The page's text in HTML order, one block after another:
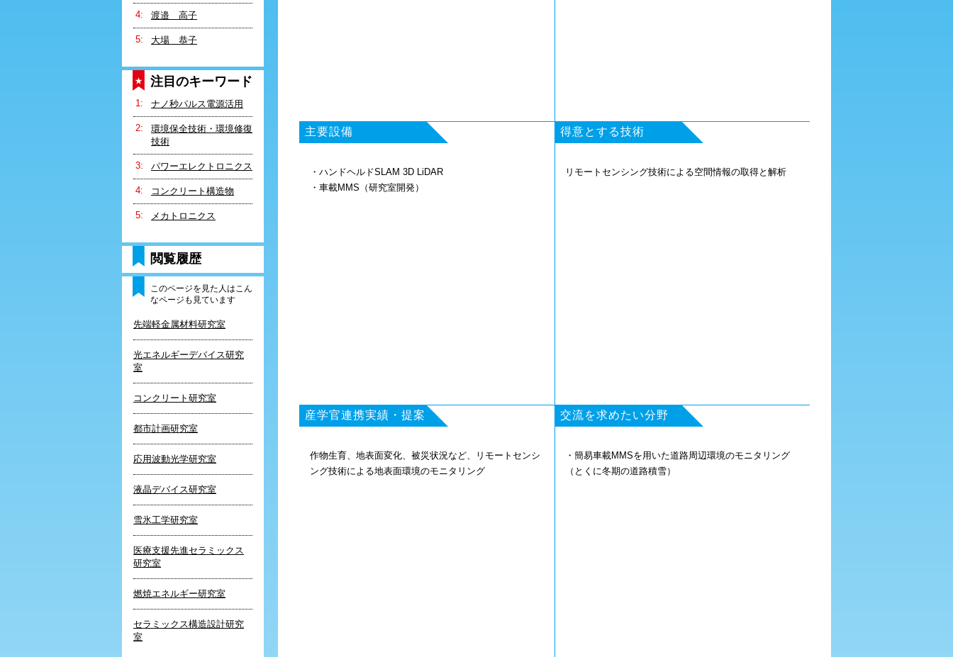
渡邉 高子
大場 恭子
注目のキーワード
ナノ秒パルス電源活用
環境保全技術・環境修復
技術
パワーエレクトロニクス
コンクリート構造物
メカトロニクス
閲覧履歴
このページを見た人はこん
なページも見ています
先端軽金属材料研究室
光エネルギーデバイス研究
室
コンクリート研究室
都市計画研究室
応用波動光学研究室
液晶デバイス研究室
雪氷工学研究室
医療支援先進セラミックス
研究室
燃焼エネルギー研究室
セラミックス構造設計研究
室
主要設備
・ハンドヘルドSLAM 3D LiDAR
・車載MMS（研究室開発）
得意とする技術
リモートセンシング技術による空間情報の取得と解析
産学官連携実績・提案
作物生育、地表面変化、被災状況など、リモートセンシ
ング技術による地表面環境のモニタリング
交流を求めたい分野
・簡易車載MMSを用いた道路周辺環境のモニタリング
（とくに冬期の道路積雪）